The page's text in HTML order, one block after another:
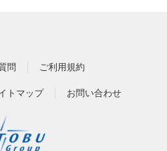
問 ご利用規約
トマップ お問い合わせ